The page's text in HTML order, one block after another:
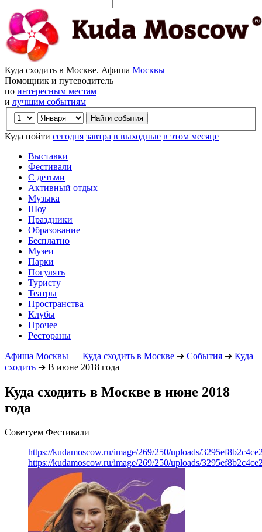
Куда сходить в Москве. Афиша Москвы
Помощник и путеводитель
по интересным местам
и лучшим событиям
Куда пойти сегодня завтра в выходные в этом месяце
Выставки
Фестивали
С детьми
Активный отдых
Музыка
Шоу
Праздники
Образование
Бесплатно
Музеи
Парки
Погулять
Туристу
Театры
Пространства
Клубы
Прочее
Рестораны
Афиша Москвы — Куда сходить в Москве ➔ События ➔ Куда
сходить ➔ В июне 2018 года
Куда сходить в Москве в июне 2018
года
Советуем Фестивали
https://kudamoscow.ru/image/269/250/uploads/
https://kudamoscow.ru/image/269/250/uploads/